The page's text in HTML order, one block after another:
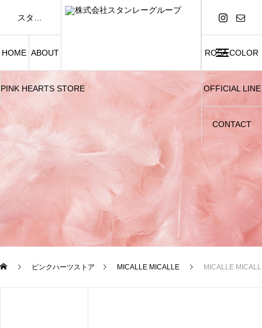
HOME ABOUT
PINK HEARTS STORE
ROSA COLOR
OFFICIAL LINE
CONTACT
ピンクハーツストア MICALLE MICALLE MICALLE